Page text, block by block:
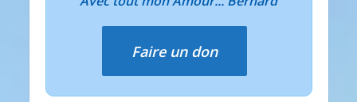
Faire un don